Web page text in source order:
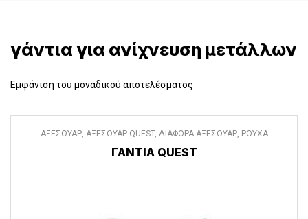
γάντια για ανίχνευση μετάλλων
Εμφάνιση του μοναδικού αποτελέσματος
ΑΞΕΣΟΥΑΡ, ΑΞΕΣΟΥΑΡ QUEST, ΔΙΑΦΟΡΑ ΑΞΕΣΟΥΑΡ, ΡΟΥΧΑ
ΓΆΝΤΙΑ QUEST